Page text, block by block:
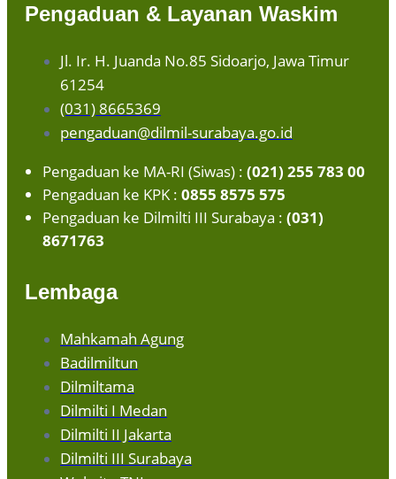
Pengaduan & Layanan Waskim
Jl. Ir. H. Juanda No.85 Sidoarjo, Jawa Timur
61254
(031) 8665369
pengaduan@dilmil-surabaya.go.id
Pengaduan ke MA-RI (Siwas) : (021) 255 783 00
Pengaduan ke KPK : 0855 8575 575
Pengaduan ke Dilmilti III Surabaya : (031)
8671763
Lembaga
Mahkamah Agung
Badilmiltun
Dilmiltama
Dilmilti I Medan
Dilmilti II Jakarta
Dilmilti III Surabaya